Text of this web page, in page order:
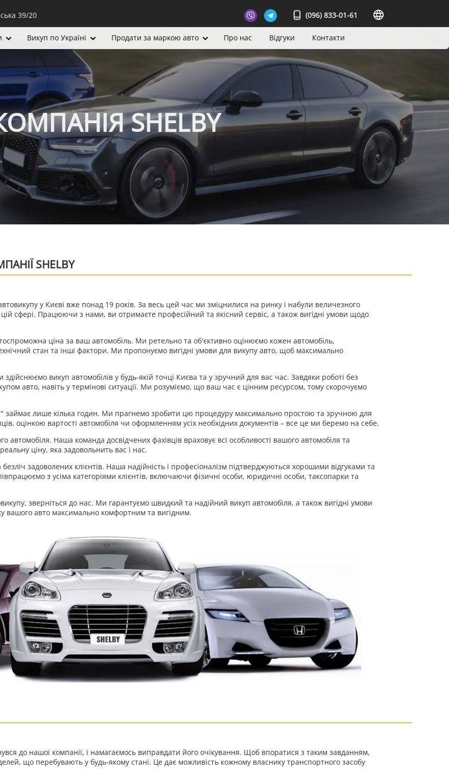
39/20 (096) 833-01-61
Викуп по Україні Продати за маркою авто Про нас Відгуки Контакти
SHELBY
SHELBY
у Києві вже понад 19 років. За весь цей час ми зміцнилися на ринку і набули величезного
сфері. Працюючи з нами, ви отримаєте професійний та якісний сервіс, а також вигідні умови щодо
ціна за ваш автомобіль. Ми ретельно та об'єктивно оцінюємо кожен автомобіль,
стан та інші фактори. Ми пропонуємо вигідні умови для викупу авто, щоб максимально
викуп автомобілів у будь-якій точці Києва та у зручний для вас час. Завдяки роботі без
авто, навіть у термінові ситуації. Ми розуміємо, що ваш час є цінним ресурсом, тому скорочуємо
займає лише кілька годин. Ми прагнемо зробити цю процедуру максимально простою та зручною для
оцінкою вартості автомобіля чи оформленням усіх необхідних документів – все це ми беремо на себе.
автомобіля. Наша команда досвідчених фахівців враховує всі особливості вашого автомобіля та
ціну, яка задовольнить вас і нас.
задоволених клієнтів. Наша надійність і професіоналізм підтверджуються хорошими відгуками та
з усіма категоріями клієнтів, включаючи фізичні особи, юридичні особи, таксопарки та
зверніться до нас. Ми гарантуємо швидкий та надійний викуп автомобіля, а також вигідні умови
вашого авто максимально комфортним та вигідним.
до нашої компанії, і намагаємось виправдати його очікування. Щоб впоратися з таким завданням,
що перебувають у будь-якому стані. Це дає можливість кожному власнику транспортного засобу